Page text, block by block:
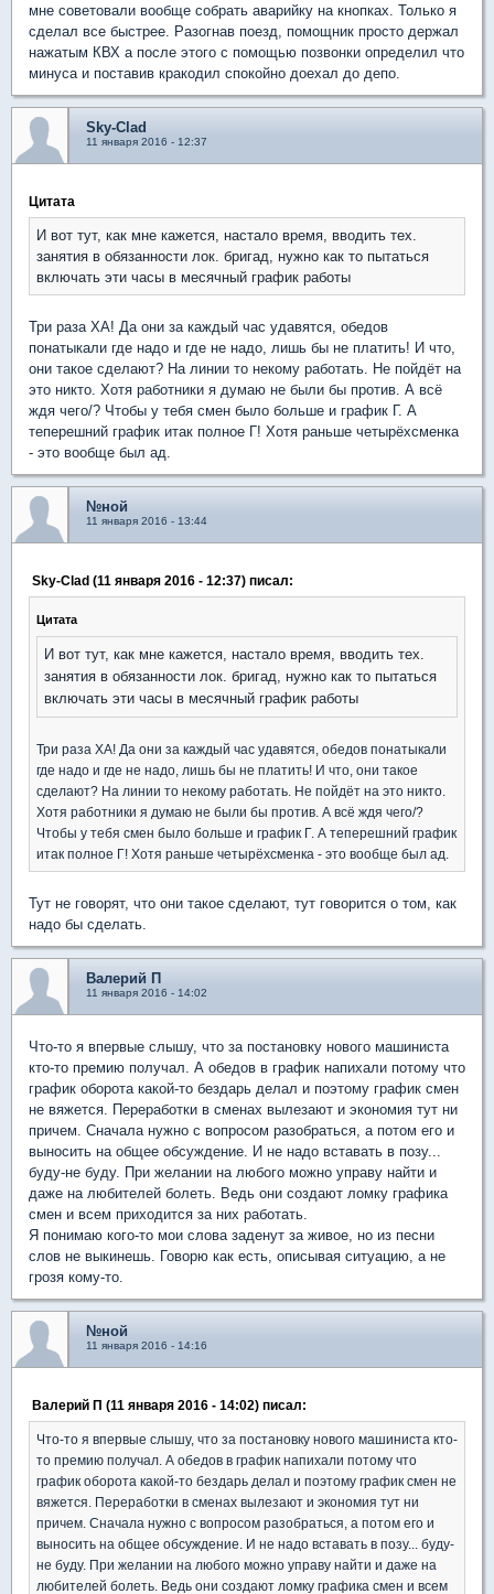
мне советовали вообще собрать аварийку на кнопках. Только я
сделал все быстрее. Разогнав поезд, помощник просто держал
нажатым КВХ а после этого с помощью позвонки определил что
минуса и поставив кракодил спокойно доехал до депо.
Sky-Clad
11 января 2016 - 12:37
Цитата
И вот тут, как мне кажется, настало время, вводить тех.
занятия в обязанности лок. бригад, нужно как то пытаться
включать эти часы в месячный график работы
Три раза ХА! Да они за каждый час удавятся, обедов
понатыкали где надо и где не надо, лишь бы не платить! И что,
они такое сделают? На линии то некому работать. Не пойдёт на
это никто. Хотя работники я думаю не были бы против. А всё
ждя чего/? Чтобы у тебя смен было больше и график Г. А
теперешний график итак полное Г! Хотя раньше четырёхсменка
- это вообще был ад.
№ной
11 января 2016 - 13:44
Sky-Clad (11 января 2016 - 12:37) писал:
Цитата
И вот тут, как мне кажется, настало время, вводить тех.
занятия в обязанности лок. бригад, нужно как то пытаться
включать эти часы в месячный график работы
Три раза ХА! Да они за каждый час удавятся, обедов понатыкали
где надо и где не надо, лишь бы не платить! И что, они такое
сделают? На линии то некому работать. Не пойдёт на это никто.
Хотя работники я думаю не были бы против. А всё ждя чего/?
Чтобы у тебя смен было больше и график Г. А теперешний график
итак полное Г! Хотя раньше четырёхсменка - это вообще был ад.
Тут не говорят, что они такое сделают, тут говорится о том, как
надо бы сделать.
Валерий П
11 января 2016 - 14:02
Что-то я впервые слышу, что за постановку нового машиниста
кто-то премию получал. А обедов в график напихали потому что
график оборота какой-то бездарь делал и поэтому график смен
не вяжется. Переработки в сменах вылезают и экономия тут ни
причем. Сначала нужно с вопросом разобраться, а потом его и
выносить на общее обсуждение. И не надо вставать в позу...
буду-не буду. При желании на любого можно управу найти и
даже на любителей болеть. Ведь они создают ломку графика
смен и всем приходится за них работать.
Я понимаю кого-то мои слова заденут за живое, но из песни
слов не выкинешь. Говорю как есть, описывая ситуацию, а не
грозя кому-то.
№ной
11 января 2016 - 14:16
Валерий П (11 января 2016 - 14:02) писал:
Что-то я впервые слышу, что за постановку нового машиниста кто-
то премию получал. А обедов в график напихали потому что
график оборота какой-то бездарь делал и поэтому график смен не
вяжется. Переработки в сменах вылезают и экономия тут ни
причем. Сначала нужно с вопросом разобраться, а потом его и
выносить на общее обсуждение. И не надо вставать в позу... буду-
не буду. При желании на любого можно управу найти и даже на
любителей болеть. Ведь они создают ломку графика смен и всем